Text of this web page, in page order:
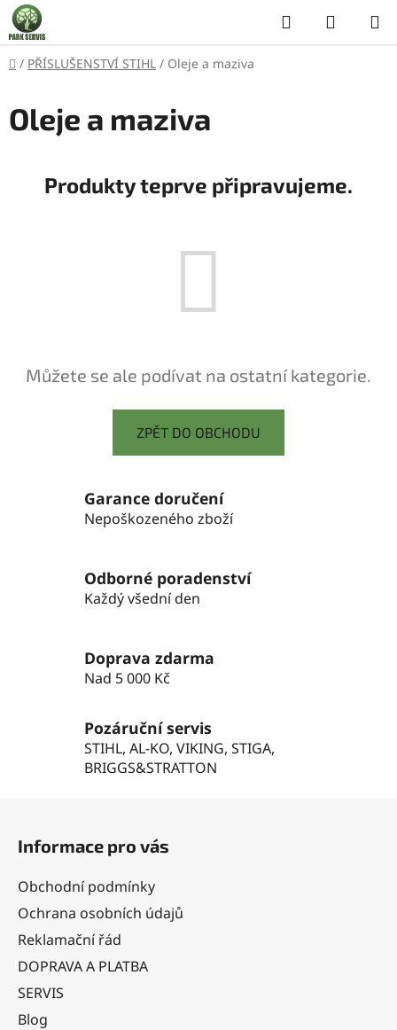
Přejít
na
obsah
Hledat
KOŠÍK
Domů
/ PŘÍSLUŠENSTVÍ STIHL / Oleje a maziva
Oleje a maziva
Produkty teprve připravujeme.
Můžete se ale podívat na ostatní kategorie.
ZPĚT DO OBCHODU
Garance doručení
Nepoškozeného zboží
Odborné poradenství
Každý všední den
Doprava zdarma
Nad 5 000 Kč
Pozáruční servis
STIHL, AL-KO, VIKING, STIGA,
BRIGGS&STRATTON
Informace pro vás
Obchodní podmínky
Ochrana osobních údajů
Reklamační řád
DOPRAVA A PLATBA
SERVIS
Blog